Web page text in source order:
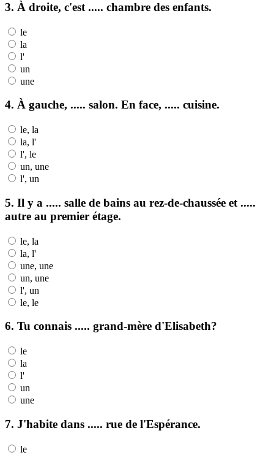
3. À droite, c'est ..... chambre des enfants.
le
la
l'
un
une
4. À gauche, ..... salon. En face, ..... cuisine.
le, la
la, l'
l', le
un, une
l', un
5. Il y a ..... salle de bains au rez-de-chaussée et .....
autre au premier étage.
le, la
la, l'
une, une
un, une
l', un
le, le
6. Tu connais ..... grand-mère d'Elisabeth?
le
la
l'
un
une
7. J'habite dans ..... rue de l'Espérance.
le